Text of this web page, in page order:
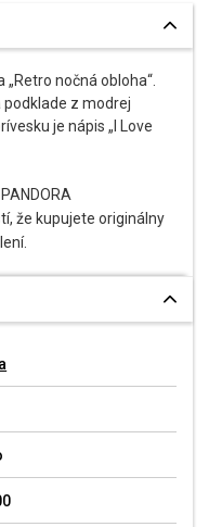
nočná obloha“.
podklade z modrej
je nápis „I Love
že kupujete originálny